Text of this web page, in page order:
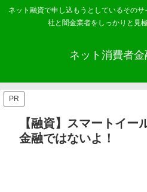
ネット融資で申し込もうとしているその
社と闇金業者をしっかりと見
ネット消費者
PR
【融資】スマートイー
金融ではないよ！